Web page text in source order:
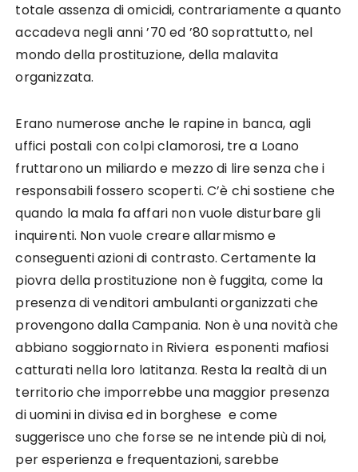
totale assenza di omicidi, contrariamente a quanto
accadeva negli anni ’70 ed ’80 soprattutto, nel
mondo della prostituzione, della malavita
organizzata.
Erano numerose anche le rapine in banca, agli
uffici postali con colpi clamorosi, tre a Loano
fruttarono un miliardo e mezzo di lire senza che i
responsabili fossero scoperti. C’è chi sostiene che
quando la mala fa affari non vuole disturbare gli
inquirenti. Non vuole creare allarmismo e
conseguenti azioni di contrasto. Certamente la
piovra della prostituzione non è fuggita, come la
presenza di venditori ambulanti organizzati che
provengono dalla Campania. Non è una novità che
abbiano soggiornato in Riviera esponenti mafiosi
catturati nella loro latitanza. Resta la realtà di un
territorio che imporrebbe una maggior presenza
di uomini in divisa ed in borghese e come
suggerisce uno che forse se ne intende più di noi,
per esperienza e frequentazioni, sarebbe